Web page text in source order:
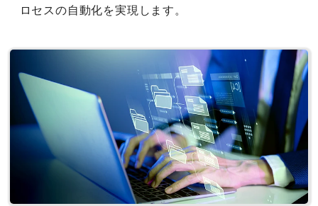
ロセスの自動化を実現します。